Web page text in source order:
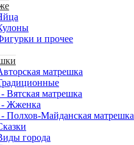
и прочее
матрешка
- Вятская матрешка
- Жженка
- Полхов-Майданская матрешка
города